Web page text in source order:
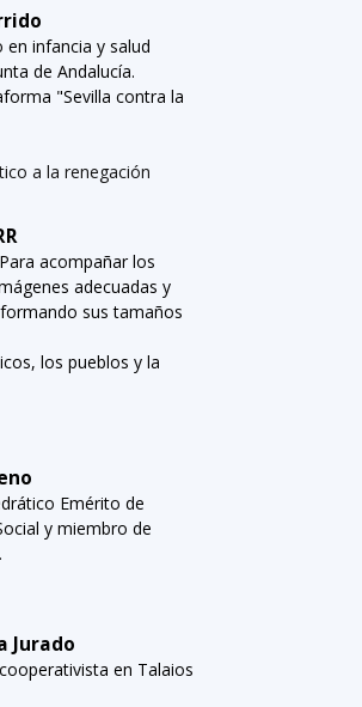
en infancia y salud
de Andalucía.
"Sevilla contra la
a la renegación
acompañar los
adecuadas y
sus tamaños
los pueblos y la
Emérito de
y miembro de
Jurado
en Talaios